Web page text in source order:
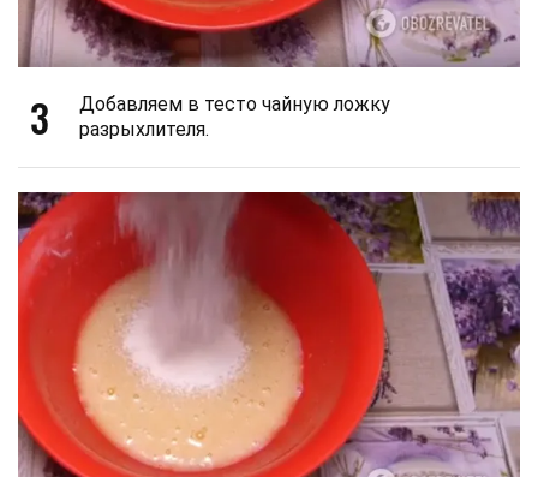
3
Добавляем в тесто чайную ложку
разрыхлителя.